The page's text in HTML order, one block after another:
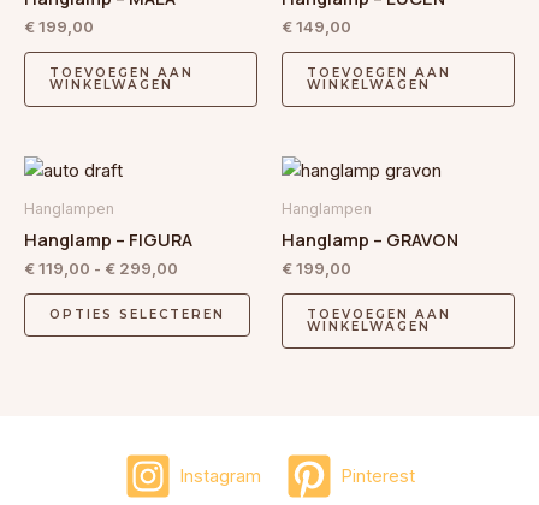
€199,00
TOEVOEGEN AAN
WINKELWAGEN
€149,00
TOEVOEGEN AAN
WINKELWAGEN
Hanglampen
Hanglamp – FIGURA
€119,00 - € 299,00
OPTIES SELECTEREN
product
meerdere
optie
de
Hanglampen
Hanglamp – GRAVON
€199,00
TOEVOEGEN AAN
WINKELWAGEN
Instagram Pinterest